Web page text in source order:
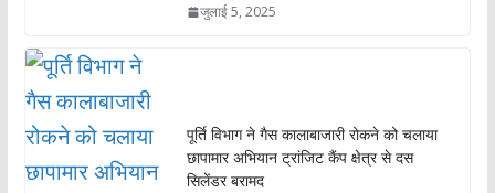
जुलाई 5, 2025
पूर्ति विभाग ने गैस कालाबाजारी रोकने को चलाया
छापामार अभियान ट्रांजिट कैंप क्षेत्र से दस
सिलेंडर बरामद